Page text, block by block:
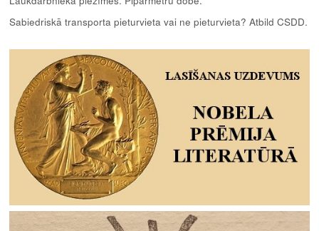
Sabiedriskā transporta pieturvieta vai ne pieturvieta? Atbild CSDD.